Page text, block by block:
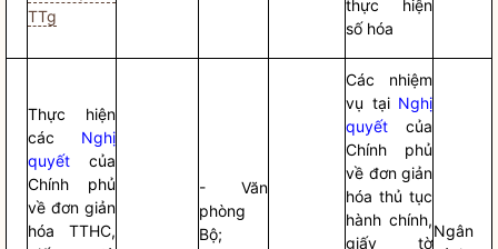
TTg
thực hiện
số hóa
Thực hiện
các Nghị
quyết của
Chính phủ
về đơn giản
hóa TTHC,
- Văn
phòng
Bộ;
Các nhiệm
vụ tại Nghị
quyết của
Chính phủ
về đơn giản
hóa thủ tục
hành chính,
giấy tờ
Ngân